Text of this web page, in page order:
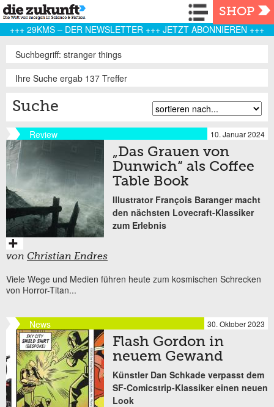
Navigation
SHOP
+++ 29KMS – DER NEWSLETTER +++ JETZT ABONNIEREN +++
Suchbegriff: stranger things
Ihre Suche ergab 137 Treffer
Suche
Review 10. Januar 2024
„Das Grauen von
Dunwich“ als Coffee
Table Book
Illustrator François Baranger macht
den nächsten Lovecraft-Klassiker
zum Erlebnis
von Christian Endres
Viele Wege und Medien führen heute zum kosmischen Schrecken
von Horror-Titan...
News 30. Oktober 2023
Flash Gordon in
neuem Gewand
Künstler Dan Schkade verpasst dem
SF-Comicstrip-Klassiker einen neuen
Look